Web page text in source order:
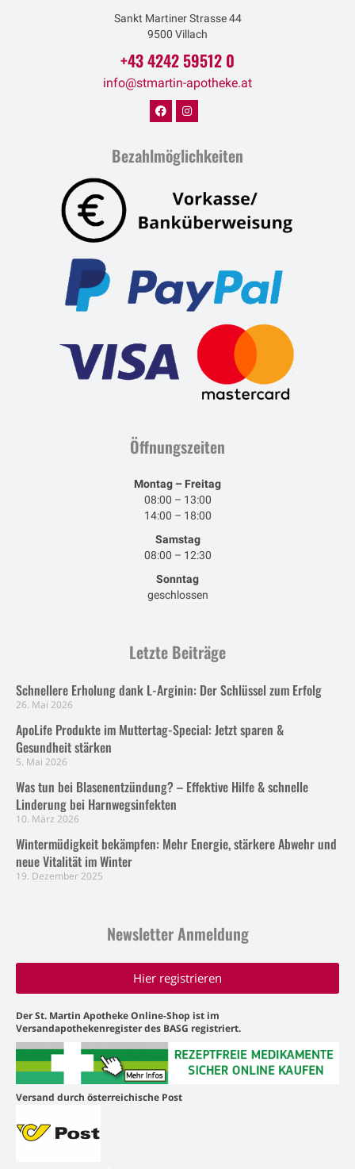
Sankt Martiner Strasse 44
9500 Villach
+43 4242 59512 0
info@stmartin-apotheke.at
Bezahlmöglichkeiten
Öffnungszeiten
Montag – Freitag
08:00 – 13:00
14:00 – 18:00
Samstag
08:00 – 12:30
Sonntag
geschlossen
Letzte Beiträge
Schnellere Erholung dank L-Arginin: Der Schlüssel zum Erfolg
26. Mai 2026
ApoLife Produkte im Muttertag-Special: Jetzt sparen &
Gesundheit stärken
5. Mai 2026
Was tun bei Blasenentzündung? – Effektive Hilfe & schnelle
Linderung bei Harnwegsinfekten
10. März 2026
Wintermüdigkeit bekämpfen: Mehr Energie, stärkere Abwehr und
neue Vitalität im Winter
19. Dezember 2025
Newsletter Anmeldung
Hier registrieren
Der St. Martin Apotheke Online-Shop ist im
Versandapothekenregister des BASG registriert.
Versand durch österreichische Post